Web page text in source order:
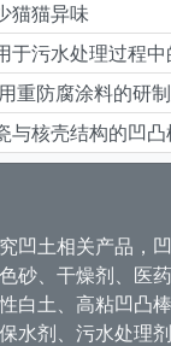
猫猫异味
于污水处理过程
重防腐涂料的研
凹土相关产品，
砂、干燥剂、医
白土、高粘凹凸
水剂、污水处理